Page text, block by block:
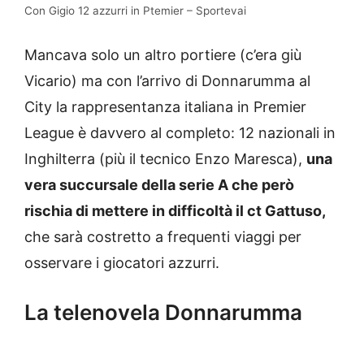
Con Gigio 12 azzurri in Ptemier – Sportevai
Mancava solo un altro portiere (c’era giù
Vicario) ma con l’arrivo di Donnarumma al
City la rappresentanza italiana in Premier
League è davvero al completo: 12 nazionali in
Inghilterra (più il tecnico Enzo Maresca), una
vera succursale della serie A che però
rischia di mettere in difficoltà il ct Gattuso,
che sarà costretto a frequenti viaggi per
osservare i giocatori azzurri.
La telenovela Donnarumma